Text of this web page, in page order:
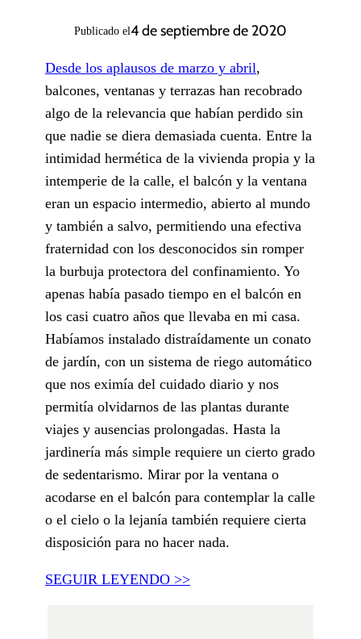
Publicado el4 de septiembre de 2020
Desde los aplausos de marzo y abril,
balcones, ventanas y terrazas han recobrado
algo de la relevancia que habían perdido sin
que nadie se diera demasiada cuenta. Entre la
intimidad hermética de la vivienda propia y la
intemperie de la calle, el balcón y la ventana
eran un espacio intermedio, abierto al mundo
y también a salvo, permitiendo una efectiva
fraternidad con los desconocidos sin romper
la burbuja protectora del confinamiento. Yo
apenas había pasado tiempo en el balcón en
los casi cuatro años que llevaba en mi casa.
Habíamos instalado distraídamente un conato
de jardín, con un sistema de riego automático
que nos eximía del cuidado diario y nos
permitía olvidarnos de las plantas durante
viajes y ausencias prolongadas. Hasta la
jardinería más simple requiere un cierto grado
de sedentarismo. Mirar por la ventana o
acodarse en el balcón para contemplar la calle
o el cielo o la lejanía también requiere cierta
disposición para no hacer nada.
SEGUIR LEYENDO >>